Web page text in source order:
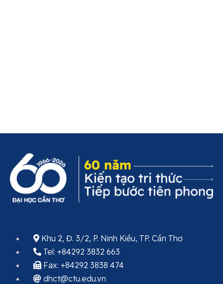
Khu 2, Đ. 3/2, P. Ninh Kiều, TP. Cần Thơ
Tel: +84292 3832 663
Fax: +84292 3838 474
dhct@ctu.edu.vn